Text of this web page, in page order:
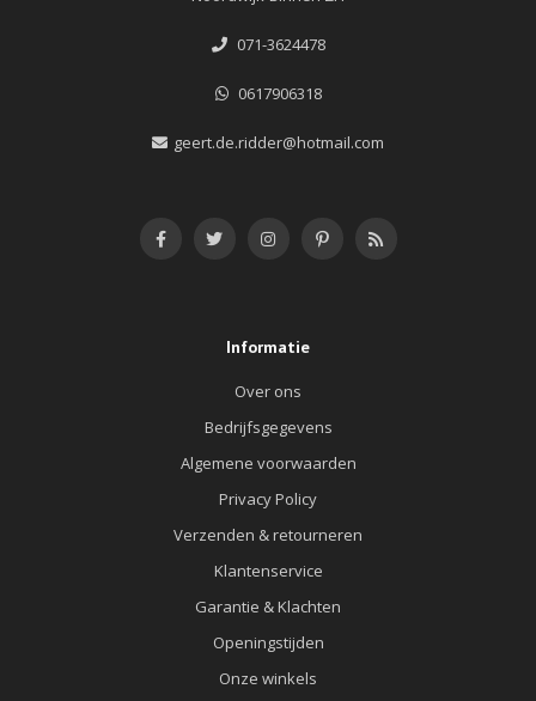
071-3624478
0617906318
geert.de.ridder@hotmail.com
Informatie
Over ons
Bedrijfsgegevens
Algemene voorwaarden
Privacy Policy
Verzenden & retourneren
Klantenservice
Garantie & Klachten
Openingstijden
Onze winkels